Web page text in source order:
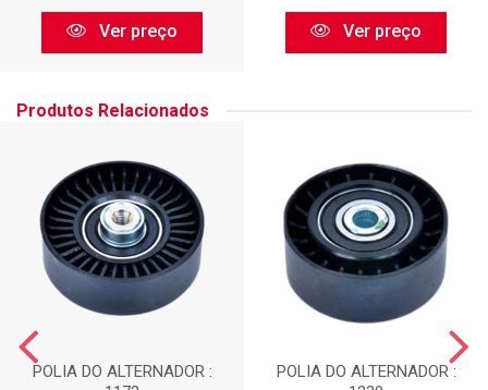
Ver preço Ver preço
Produtos Relacionados
POLIA DO ALTERNADOR :
POLIA DO ALTERNADOR :